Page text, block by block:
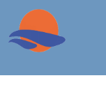
contenido